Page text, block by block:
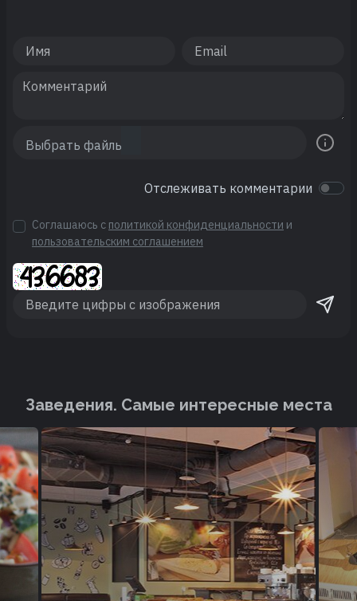
Отслеживать комментарии
Соглашаюсь с политикой конфиденциальности и
пользовательским соглашением
Заведения. Cамые интересные места